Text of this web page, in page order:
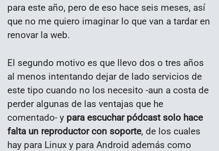
para este año, pero de eso hace seis meses, así
que no me quiero imaginar lo que van a tardar en
renovar la web.
El segundo motivo es que llevo dos o tres años
al menos intentando dejar de lado servicios de
este tipo cuando no los necesito -aun a costa de
perder algunas de las ventajas que he
comentado- y para escuchar pódcast solo hace
falta un reproductor con soporte, de los cuales
hay para Linux y para Android además como